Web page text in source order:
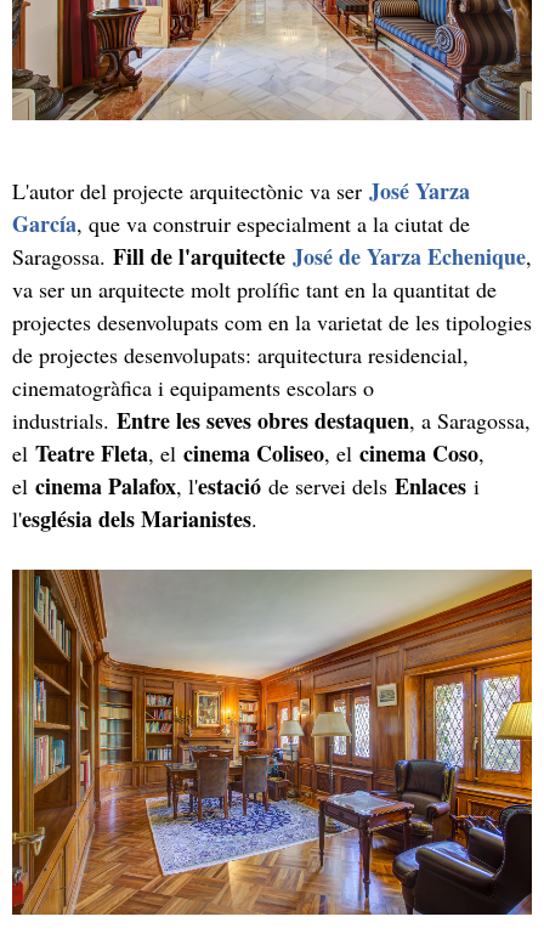
L'autor del projecte arquitectònic va ser José Yarza
García, que va construir especialment a la ciutat de
Saragossa. Fill de l'arquitecte José de Yarza Echenique,
va ser un arquitecte molt prolífic tant en la quantitat de
projectes desenvolupats com en la varietat de les tipologies
de projectes desenvolupats: arquitectura residencial,
cinematogràfica i equipaments escolars o
industrials. Entre les seves obres destaquen, a Saragossa,
el Teatre Fleta, el cinema Coliseo, el cinema Coso,
el cinema Palafox, l'estació de servei dels Enlaces i
l'església dels Marianistes.